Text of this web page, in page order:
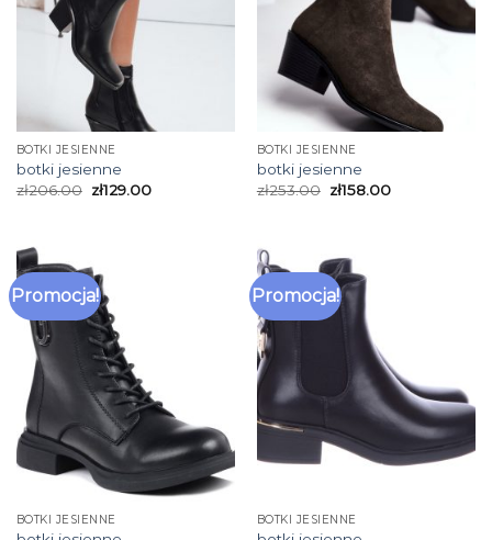
BOTKI JESIENNE
botki jesienne
zł206.00 zł129.00
BOTKI JESIENNE
botki jesienne
zł253.00 zł158.00
Promocja!
BOTKI JESIENNE
Promocja!
BOTKI JESIENNE